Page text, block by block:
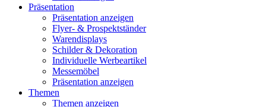
Präsentation
Präsentation anzeigen
Flyer- & Prospektständer
Warendisplays
Schilder & Dekoration
Individuelle Werbeartikel
Messemöbel
Präsentation anzeigen
Themen
Themen anzeigen